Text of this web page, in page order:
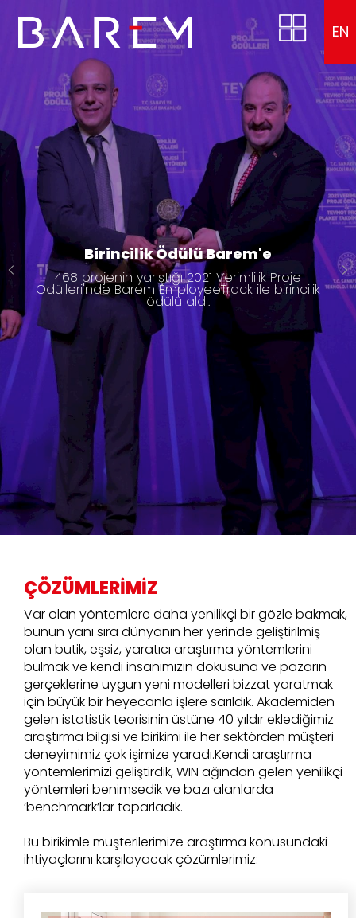
EN
Birincilik Ödülü Barem'e
468 projenin yarıştığı 2021 Verimlilik Proje
Ödülleri'nde Barem EmployeeTrack ile birincilik
ödülü aldı.
ÇÖZÜMLERİMİZ
Var olan yöntemlere daha yenilikçi bir gözle bakmak,
bunun yanı sıra dünyanın her yerinde geliştirilmiş
olan butik, eşsiz, yaratıcı araştırma yöntemlerini
bulmak ve kendi insanımızın dokusuna ve pazarın
gerçeklerine uygun yeni modelleri bizzat yaratmak
için büyük bir heyecanla işlere sarıldık. Akademiden
gelen istatistik teorisinin üstüne 40 yıldır eklediğimiz
araştırma bilgisi ve birikimi ile her sektörden müşteri
deneyimimiz çok işimize yaradı.Kendi araştırma
yöntemlerimizi geliştirdik, WIN ağından gelen yenilikçi
yöntemleri benimsedik ve bazı alanlarda
‘benchmark’lar toparladık.
Bu birikimle müşterilerimize araştırma konusundaki
ihtiyaçlarını karşılayacak çözümlerimiz: